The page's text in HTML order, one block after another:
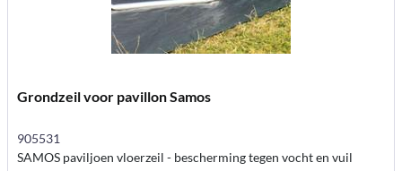
Grondzeil voor pavillon Samos
905531
SAMOS paviljoen vloerzeil - bescherming tegen vocht en vuil